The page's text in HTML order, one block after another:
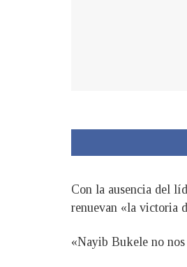
Con la ausencia del
renuevan «la victoria
«Nayib Bukele no